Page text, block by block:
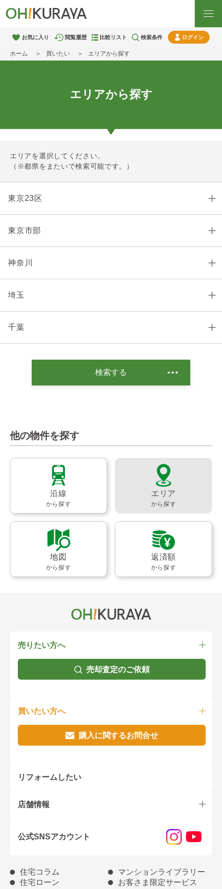
お気に入り 閲覧履歴 比較リスト 検索条件 ログイン
ホーム 買いたい エリアから探す
エリアから探す
エリアを選択してください。
（※都県をまたいで検索可能です。）
東京23区
東京市部
神奈川
埼玉
千葉
検索する
他の物件を探す
沿線
から探す
エリア
から探す
地図
から探す
返済額
から探す
売りたい方へ
売却査定のご依頼
買いたい方へ
購入に関するお問合せ
リフォームしたい
店舗情報
公式SNSアカウント
住宅コラム
マンションライブラリー
住宅ローン
お客さま限定サービス